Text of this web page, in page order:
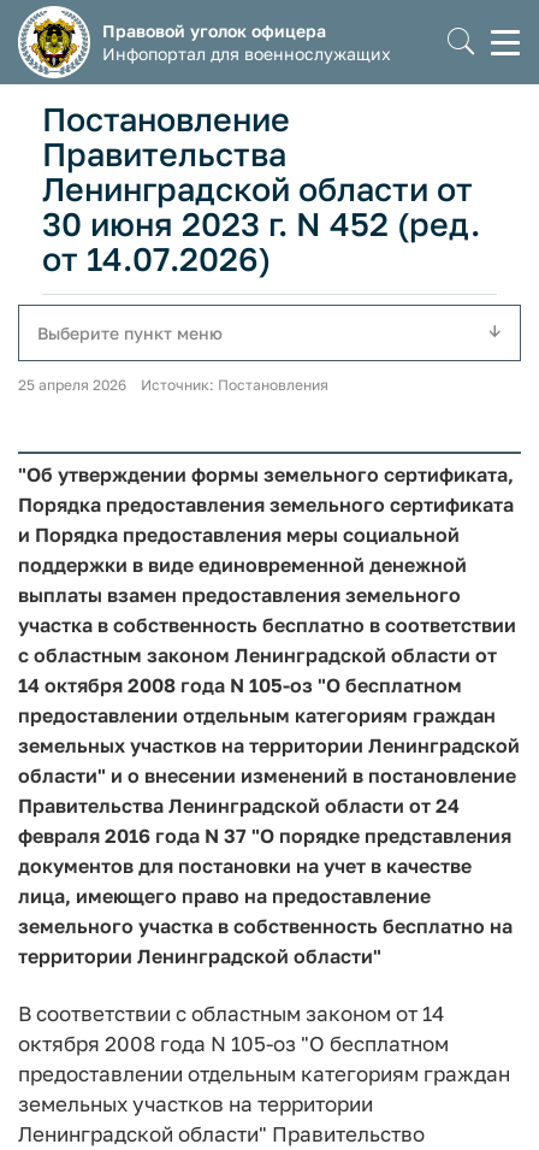
Правовой уголок офицера
Инфопортал для военнослужащих
Постановление
Правительства
Ленинградской области от
30 июня 2023 г. N 452 (ред.
от 14.07.2026)
Выберите пункт меню
25 апреля 2026 Источник: Постановления
"Об утверждении формы земельного сертификата,
Порядка предоставления земельного сертификата
и Порядка предоставления меры социальной
поддержки в виде единовременной денежной
выплаты взамен предоставления земельного
участка в собственность бесплатно в соответствии
с областным законом Ленинградской области от
14 октября 2008 года N 105-оз "О бесплатном
предоставлении отдельным категориям граждан
земельных участков на территории Ленинградской
области" и о внесении изменений в постановление
Правительства Ленинградской области от 24
февраля 2016 года N 37 "О порядке представления
документов для постановки на учет в качестве
лица, имеющего право на предоставление
земельного участка в собственность бесплатно на
территории Ленинградской области"
В соответствии с областным законом от 14
октября 2008 года N 105-оз "О бесплатном
предоставлении отдельным категориям граждан
земельных участков на территории
Ленинградской области" Правительство